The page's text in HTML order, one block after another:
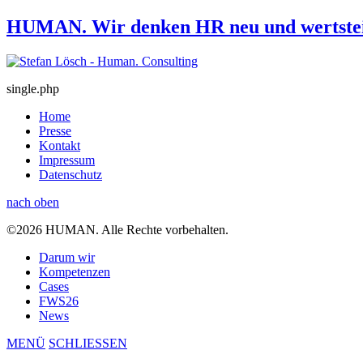
HUMAN. Wir denken HR neu und
single.php
Home
Presse
Kontakt
Impressum
Datenschutz
nach oben
©2026 HUMAN. Alle Rechte vorbehalten.
Darum wir
Kompetenzen
Cases
FWS26
News
MENÜ SCHLIESSEN